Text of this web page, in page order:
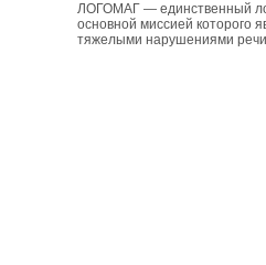
ЛОГОМАГ — единственный
основной миссией которого
тяжелыми нарушениями